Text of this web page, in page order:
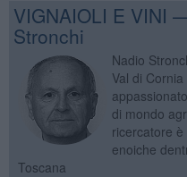
VIGNAIOLI E VINI
Stronchi
Nadio
Val di Cornia
di mondo
ricercatore
enoiche
Toscana